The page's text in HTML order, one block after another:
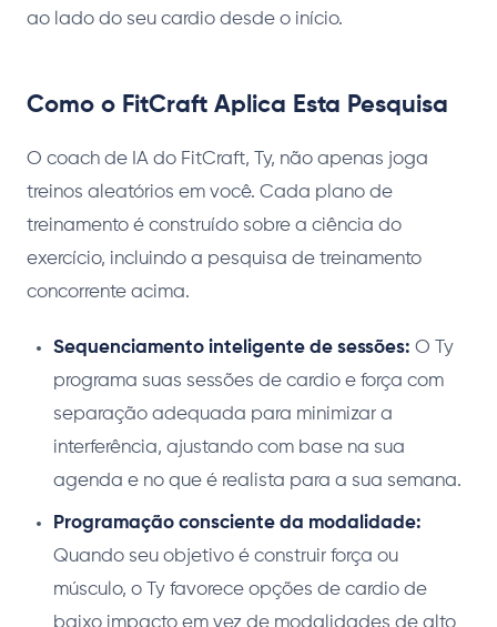
ao lado do seu cardio desde o início.
Como o FitCraft Aplica Esta Pesquisa
O coach de IA do FitCraft, Ty, não apenas joga
treinos aleatórios em você. Cada plano de
treinamento é construído sobre a ciência do
exercício, incluindo a pesquisa de treinamento
concorrente acima.
Sequenciamento inteligente de sessões: O Ty
programa suas sessões de cardio e força com
separação adequada para minimizar a
interferência, ajustando com base na sua
agenda e no que é realista para a sua semana.
Programação consciente da modalidade:
Quando seu objetivo é construir força ou
músculo, o Ty favorece opções de cardio de
baixo impacto em vez de modalidades de alto